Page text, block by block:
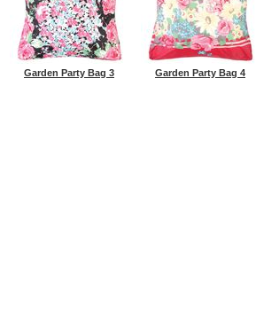
Garden Party Bag 3 Garden Party Bag 4